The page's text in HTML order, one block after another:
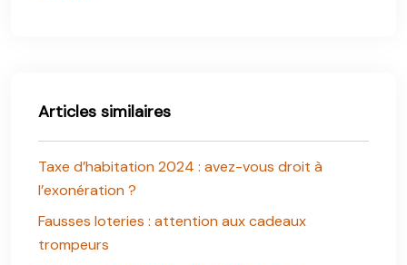
Articles similaires
Taxe d’habitation 2024 : avez-vous droit à
l’exonération ?
Fausses loteries : attention aux cadeaux
trompeurs